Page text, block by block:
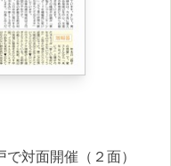
対面開催（２面）